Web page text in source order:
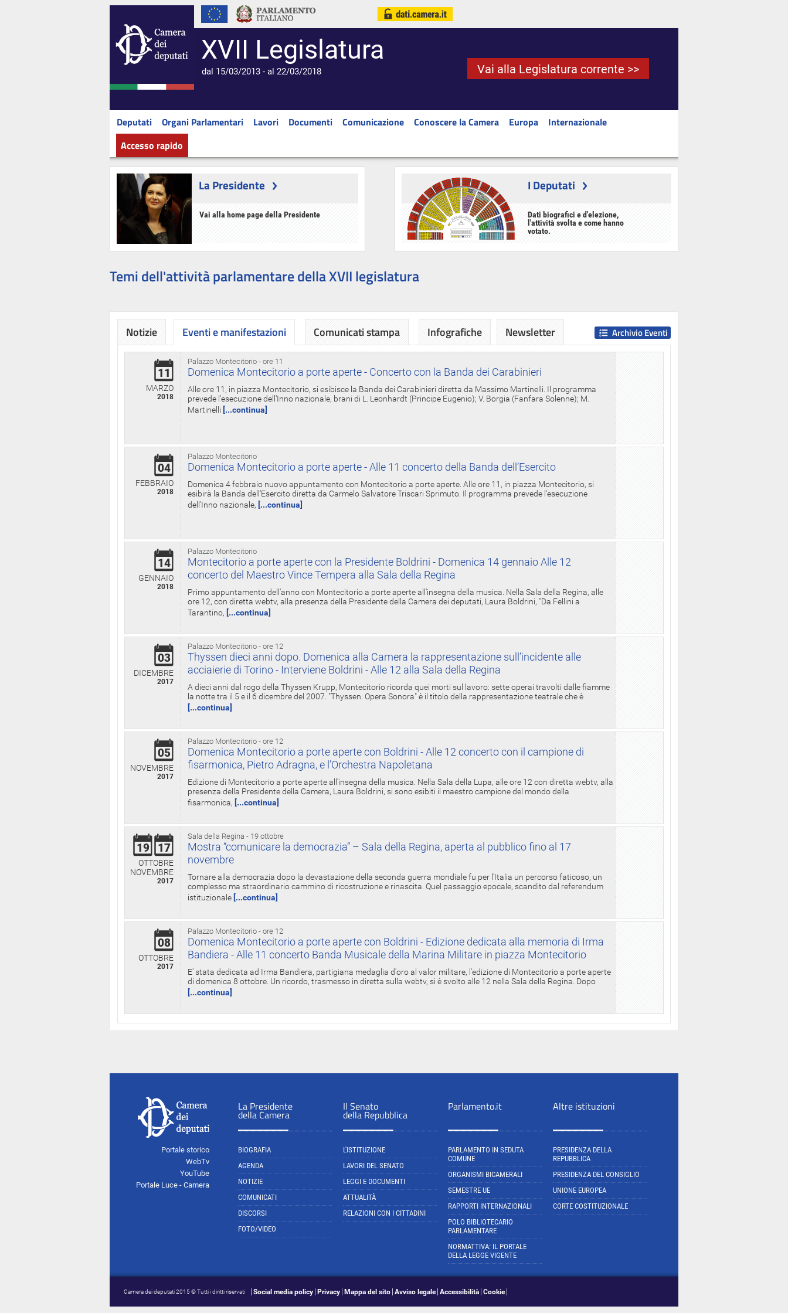
XVII Legislatura
dal 15/03/2013 - al 22/03/2018 Vai alla Legislatura corrente >>
Deputati Organi Parlamentari Lavori Documenti Comunicazione Conoscere la Camera Europa
Internazionale
Accesso rapido
La Presidente
Vai alla home page della Presidente
I Deputati
Dati biografici e d'elezione,
l'attività svolta e come hanno
votato.
Temi dell'attività parlamentare della XVII legislatura
Notizie Eventi e manifestazioni
Palazzo Montecitorio - ore 11
11
MARZO
2018
Domenica Montecitorio a porte aperte - Concerto con la Banda dei Carabinieri
Alle ore 11, in piazza Montecitorio, si esibisce la Banda dei Carabinieri diretta da Massimo Martinelli. Il programma
prevede l'esecuzione dell'Inno nazionale, brani di L. Leonhardt (Principe Eugenio); V. Borgia (Fanfara Solenne); M.
Martinelli [...continua]
Palazzo Montecitorio
04
FEBBRAIO
2018
Domenica Montecitorio a porte aperte - Alle 11 concerto della Banda dell’Esercito
Domenica 4 febbraio nuovo appuntamento con Montecitorio a porte aperte. Alle ore 11, in piazza Montecitorio, si
esibirà la Banda dell'Esercito diretta da Carmelo Salvatore Triscari Sprimuto. Il programma prevede l'esecuzione
dell'Inno nazionale, [...continua]
Palazzo Montecitorio
14
GENNAIO
2018
Montecitorio a porte aperte con la Presidente Boldrini - Domenica 14 gennaio Alle 12
concerto del Maestro Vince Tempera alla Sala della Regina
Primo appuntamento dell'anno con Montecitorio a porte aperte all'insegna della musica. Nella Sala della Regina, alle
ore 12, con diretta webtv, alla presenza della Presidente della Camera dei deputati, Laura Boldrini, "Da Fellini a
Tarantino, [...continua]
Palazzo Montecitorio - ore 12
03
DICEMBRE
2017
Thyssen dieci anni dopo. Domenica alla Camera la rappresentazione sull’incidente alle
acciaierie di Torino - Interviene Boldrini - Alle 12 alla Sala della Regina
A dieci anni dal rogo della Thyssen Krupp, Montecitorio ricorda quei morti sul lavoro: sette operai travolti dalle fiamme
la notte tra il 5 e il 6 dicembre del 2007. "Thyssen. Opera Sonora" è il titolo della rappresentazione teatrale che è
[...continua]
Palazzo Montecitorio - ore 12
05
NOVEMBRE
2017
Domenica Montecitorio a porte aperte con Boldrini - Alle 12 concerto con il campione di
fisarmonica, Pietro Adragna, e l’Orchestra Napoletana
Edizione di Montecitorio a porte aperte all'insegna della musica. Nella Sala della Lupa, alle ore 12 con diretta webtv, alla
presenza della Presidente della Camera, Laura Boldrini, si sono esibiti il maestro campione del mondo della
fisarmonica, [...continua]
Sala della Regina - 19 ottobre
19 17
OTTOBRE
NOVEMBRE
2017
Mostra “comunicare la democrazia” – Sala della Regina, aperta al pubblico fino al 17
novembre
Tornare alla democrazia dopo la devastazione della seconda guerra mondiale fu per l'Italia un percorso faticoso, un
complesso ma straordinario cammino di ricostruzione e rinascita. Quel passaggio epocale, scandito dal referendum
istituzionale [...continua]
Palazzo Montecitorio - ore 12
08
OTTOBRE
2017
Domenica Montecitorio a porte aperte con Boldrini - Edizione dedicata alla memoria di Irma
Bandiera - Alle 11 concerto Banda Musicale della Marina Militare in piazza Montecitorio
E' stata dedicata ad Irma Bandiera, partigiana medaglia d'oro al valor militare, l'edizione di Montecitorio a porte aperte
di domenica 8 ottobre. Un ricordo, trasmesso in diretta sulla webtv, si è svolto alle 12 nella Sala della Regina. Dopo
[...continua]
Archivio Eventi
Comunicati stampa Infografiche Newsletter
Portale storico
WebTv
YouTube
Portale Luce - Camera
La Presidente
della Camera
BIOGRAFIA
AGENDA
NOTIZIE
COMUNICATI
DISCORSI
FOTO/VIDEO
Il Senato
della Repubblica
L'ISTITUZIONE
LAVORI DEL SENATO
LEGGI E DOCUMENTI
ATTUALITÀ
RELAZIONI CON I CITTADINI
Parlamento.it
PARLAMENTO IN SEDUTA
COMUNE
ORGANISMI BICAMERALI
SEMESTRE UE
RAPPORTI INTERNAZIONALI
POLO BIBLIOTECARIO
PARLAMENTARE
NORMATTIVA: IL PORTALE
DELLA LEGGE VIGENTE
Altre istituzioni
PRESIDENZA DELLA
REPUBBLICA
PRESIDENZA DEL CONSIGLIO
UNIONE EUROPEA
CORTE COSTITUZIONALE
Camera dei deputati 2015 © Tutti i diritti riservati Social media policy Privacy Mappa del sito Avviso legale Accessibilità Cookie